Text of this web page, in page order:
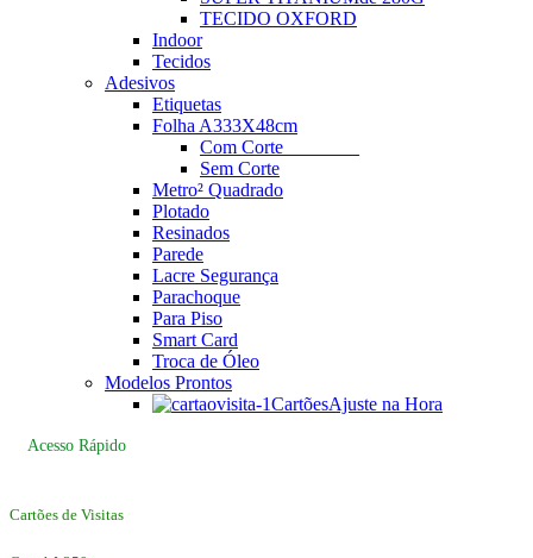
TECIDO OXFORD
Indoor
Tecidos
Adesivos
Etiquetas
Folha A333X48cm
Com Corte
Sem Corte
Metro² Quadrado
Plotado
Resinados
Parede
Lacre Segurança
Parachoque
Para Piso
Smart Card
Troca de Óleo
Modelos Prontos
CartõesAjuste na Hora
Acesso Rápido
Cartões de Visitas